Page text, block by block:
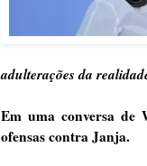
adulterações da
Em uma conversa de
ofensas contra Janja.